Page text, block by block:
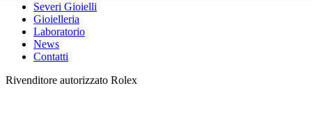
Severi Gioielli
Gioielleria
Laboratorio
News
Contatti
Rivenditore autorizzato Rolex